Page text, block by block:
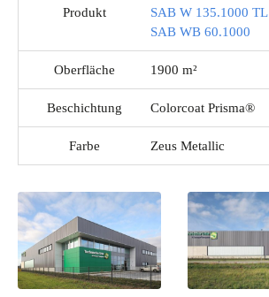
Produkt
SAB W 135.1000 TL
SAB WB 60.1000
Oberfläche 1900 m²
Beschichtung Colorcoat Prisma®
Farbe Zeus Metallic